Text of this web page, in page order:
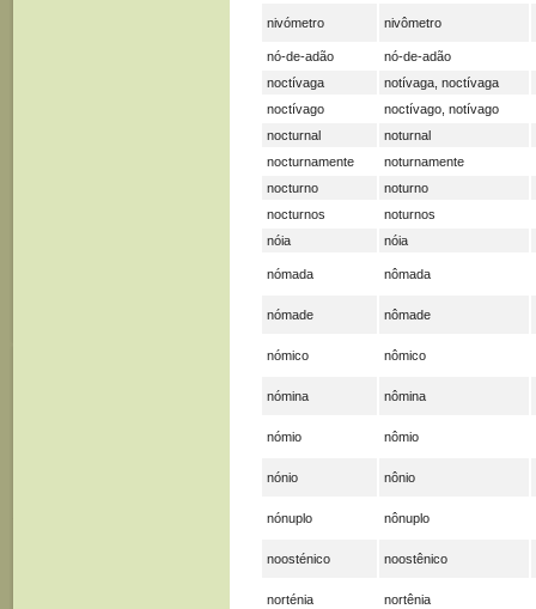
nivómetro nivômetro
nó-de-adão
nó-de-adão
noctívaga
notívaga, noctívaga
noctívago
noctívago, notívago
nocturnal
noturnal
nocturnamente
noturnamente
nocturno
noturno
nocturnos
noturnos
nóia
nóia
nómada nômada
nómade nômade
nómico nômico
nómina nômina
nómio nômio
nónio nônio
nónuplo nônuplo
noosténico noostênico
norténia nortênia